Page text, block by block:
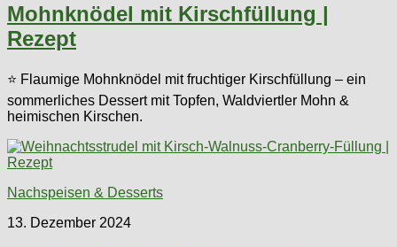
Mohnknödel mit Kirschfüllung |
Rezept
⭐ Flaumige Mohnknödel mit fruchtiger Kirschfüllung – ein
sommerliches Dessert mit Topfen, Waldviertler Mohn &
heimischen Kirschen.
Nachspeisen & Desserts
13. Dezember 2024